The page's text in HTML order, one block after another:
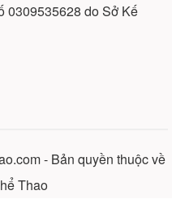
0309535628 do Sở Kế
- Bản quyền thuộc về
Thao